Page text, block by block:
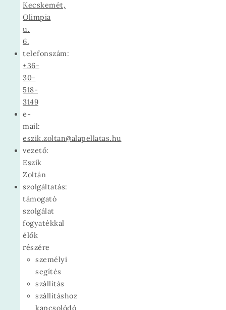
Kecskemét,
Olimpia
u.
6.
telefonszám:
+36-
30-
518-
3149
e-
mail:
eszik.zoltan@alapellatas.hu
vezető:
Eszik
Zoltán
szolgáltatás:
támogató
szolgálat
fogyatékkal
élők
részére
személyi
segítés
szállítás
szállításhoz
kapcsolódó